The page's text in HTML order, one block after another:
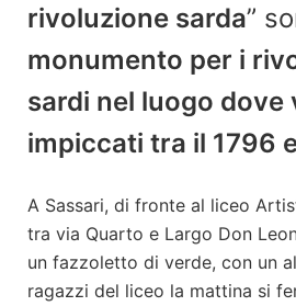
rivoluzione sarda”
monumento per i
sardi nel luogo dove
impiccati tra il 1796
A Sassari, di fronte al liceo
tra via Quarto e Largo Don
un fazzoletto di verde, con un
ragazzi del liceo la mattina si